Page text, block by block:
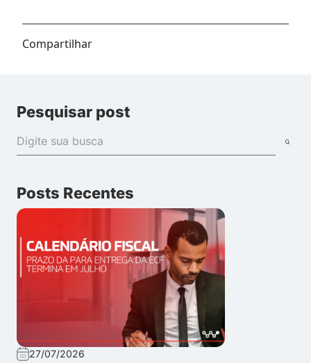
Compartilhar
Pesquisar post
Posts Recentes
27/07/2026